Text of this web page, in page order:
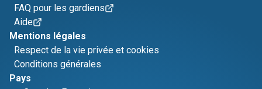
FAQ pour les gardiens
Aide
Mentions légales
Respect de la vie privée et cookies
Conditions générales
Pays